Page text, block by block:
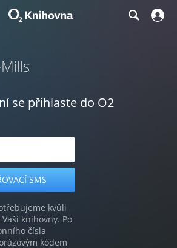
se přihlaste do O2
kvůli
knihovny. Po
čísla
kódem